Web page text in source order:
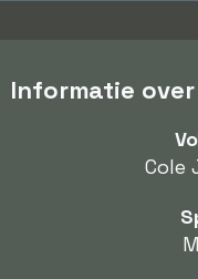
Informatie over
Cole